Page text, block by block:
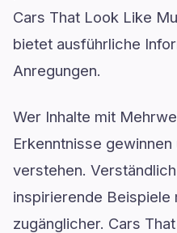
Cars That Look Like
bietet ausführliche
Anregungen.
Wer Inhalte mit
Erkenntnisse
verstehen.
inspirierende Beispiele
zugänglicher. Cars